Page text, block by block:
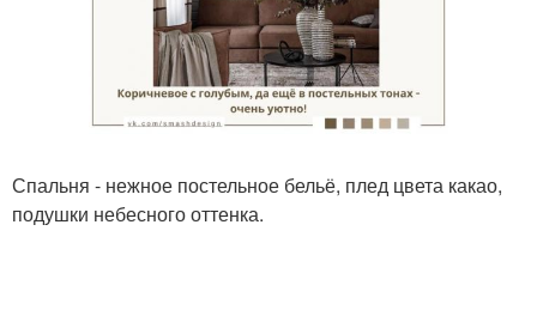
Спальня - нежное постельное бельё, плед цвета какао,
подушки небесного оттенка.